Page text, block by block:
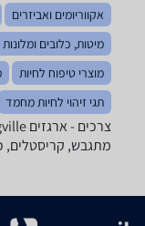
אקווריומים ואביזרים
מיטות, כלובים ומלונות
מוצרי טיפוח לחיות
תגי זיהוי לחיות מחמד
מתגבש, קריסטלים,